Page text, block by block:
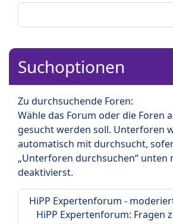
Suchoptionen
Zu durchsuchende Foren:
Wähle das Forum oder die Foren
gesucht werden soll. Unterforen
automatisch mit durchsucht,
„Unterforen durchsuchen“ unten
deaktivierst.